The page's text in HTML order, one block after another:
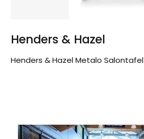
Henders & Hazel
Henders & Hazel Metalo Salontafel